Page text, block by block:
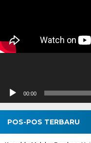
00:00
POS-POS TERBARU